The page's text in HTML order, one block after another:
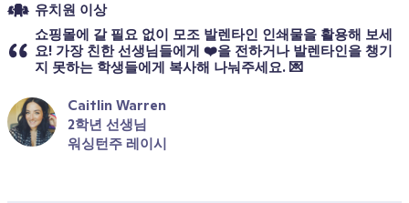
유치원 이상
쇼핑몰에 갈 필요 없이 모조 발렌타인 인쇄물을 활용해 보세
요! 가장 친한 선생님들에게 ❤️을 전하거나 발렌타인을 챙기
지 못하는 학생들에게 복사해 나눠주세요. 💌
Caitlin Warren
2학년 선생님
워싱턴주 레이시